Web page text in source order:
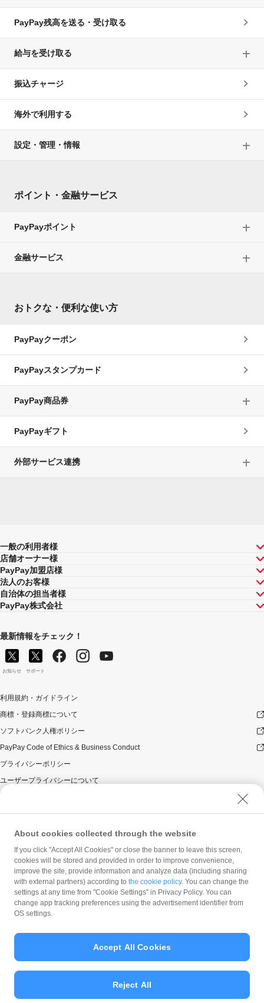
PayPay残高を送る・受け取る
給与を受け取る
振込チャージ
海外で利用する
設定・管理・情報
ポイント・金融サービス
PayPayポイント
金融サービス
おトクな・便利な使い方
PayPayクーポン
PayPayスタンプカード
PayPay商品券
PayPayギフト
外部サービス連携
一般の利用者様
店舗オーナー様
PayPay加盟店様
法人のお客様
自治体の担当者様
PayPay株式会社
最新情報をチェック！
お知らせ サポート
利用規約・ガイドライン
商標・登録商標について
ソフトバンク人権ポリシー
PayPay Code of Ethics & Business Conduct
プライバシーポリシー
ユーザープライバシーについて
ウェブサイト利用規約
反社会的勢力に対する方針
勧誘方針
マネロン等基本方針
カスタマーハラスメントに関する当社の考え方
© PayPay Corporation
About cookies collected through the website
If you click "Accept All Cookies" or close the banner to leave this screen,
cookies will be stored and provided in order to improve convenience,
improve the site, provide information and analyze data (including sharing
with external partners) according to the cookie policy. You can change the
settings at any time from "Cookie Settings" in Privacy Policy. You can
change app tracking preferences using the advertisement identifier from
OS settings.
Reject All
Accept All Cookies